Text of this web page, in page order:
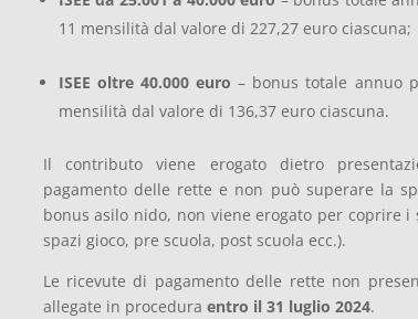
11 mensilità dal valore di 227,27 euro ciascuna;
ISEE oltre 40.000 euro – bonus totale annuo
mensilità dal valore di 136,37 euro ciascuna.
Il contributo viene erogato dietro
pagamento delle rette e non può superare la
bonus asilo nido, non viene erogato per coprire
spazi gioco, pre scuola, post scuola ecc.).
Le ricevute di pagamento delle rette non
allegate in procedura entro il 31 luglio 2024.